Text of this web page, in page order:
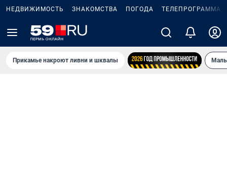
НЕДВИЖИМОСТЬ ЗНАКОМСТВА ПОГОДА ТЕЛЕПРОГРАММА
Прикамье накроют ливни и шквалы